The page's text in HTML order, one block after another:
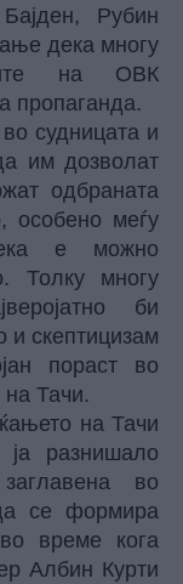
Рубин
дека многу
на ОВК
пропаганда.
судницата и
им дозволат
одбраната
особено меѓу
е можно
Толку многу
би
и скептицизам
пораст во
Тачи.
на Тачи
разнишало
во
се формира
време кога
Албин Курти